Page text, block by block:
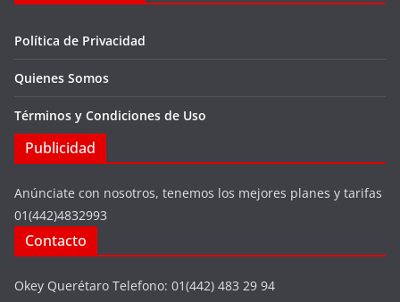
Política de Privacidad
Quienes Somos
Términos y Condiciones de Uso
Publicidad
Anúnciate con nosotros, tenemos los mejores planes y tarifas
01(442)4832993
Contacto
Okey Querétaro Telefono: 01(442) 483 29 94